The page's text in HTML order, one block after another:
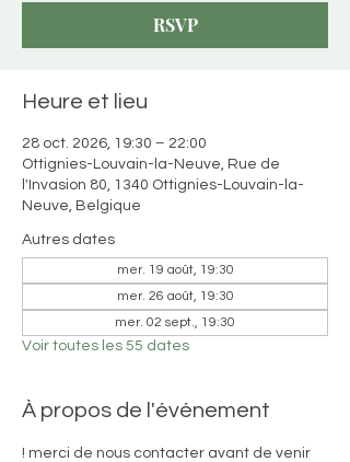
RSVP
Heure et lieu
28 oct. 2026, 19:30 – 22:00
Ottignies-Louvain-la-Neuve, Rue de
l'Invasion 80, 1340 Ottignies-Louvain-la-
Neuve, Belgique
Autres dates
mer. 19 août, 19:30
mer. 26 août, 19:30
mer. 02 sept., 19:30
Voir toutes les 55 dates
À propos de l'événement
! merci de nous contacter avant de venir